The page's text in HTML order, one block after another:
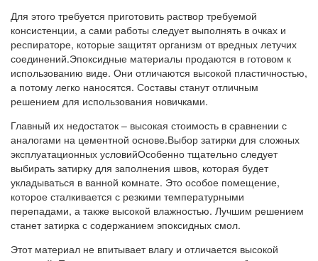
Для этого требуется приготовить раствор требуемой
консистенции, а сами работы следует выполнять в очках и
респираторе, которые защитят организм от вредных летучих
соединений.Эпоксидные материалы продаются в готовом к
использованию виде. Они отличаются высокой пластичностью,
а потому легко наносятся. Составы станут отличным
решением для использования новичками.
Главный их недостаток – высокая стоимость в сравнении с
аналогами на цементной основе.Выбор затирки для сложных
эксплуатационных условийОсобенно тщательно следует
выбирать затирку для заполнения швов, которая будет
укладываться в ванной комнате. Это особое помещение,
которое сталкивается с резкими температурными
перепадами, а также высокой влажностью. Лучшим решением
станет затирка с содержанием эпоксидных смол.
Этот материал не впитывает влагу и отличается высокой